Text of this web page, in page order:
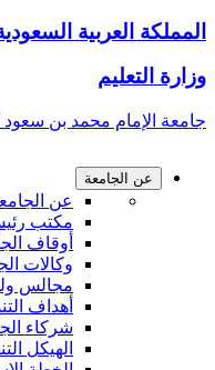
المملكة العربية
وزارة التعليم
جامعة الإمام محمد بن سعود
عن الجامعة
عن
مكتب
أوقاف
وكالات
مجالس
أهداف
شركاء
الهيكل